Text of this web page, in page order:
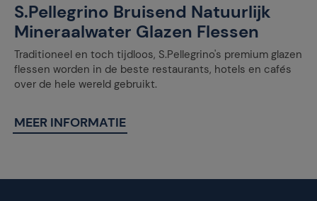
S.Pellegrino Bruisend Natuurlijk
Mineraalwater Glazen Flessen
Traditioneel en toch tijdloos, S.Pellegrino's premium glazen
flessen worden in de beste restaurants, hotels en cafés
over de hele wereld gebruikt.
MEER INFORMATIE